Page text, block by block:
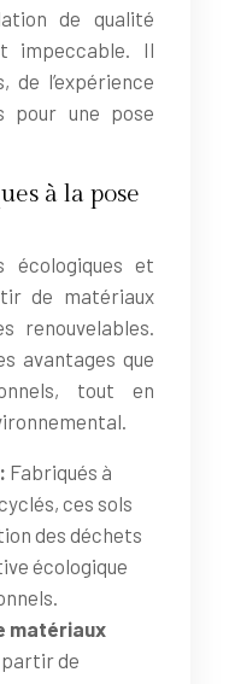
de qualité
impeccable. Il
de l’expérience
pour une pose
à la pose
écologiques et
de matériaux
renouvelables.
avantages que
tout en
Fabriqués à
ces sols
des déchets
écologique
matériaux
partir de